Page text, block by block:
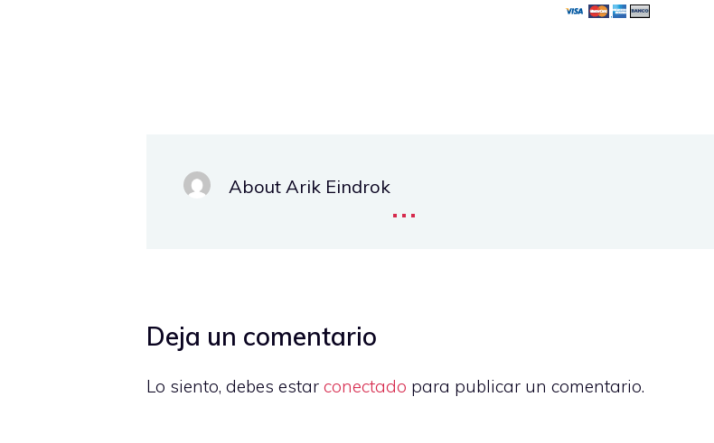
About Arik Eindrok...
Deja un comentario
Lo siento, debes estar conectado para publicar un comentario.